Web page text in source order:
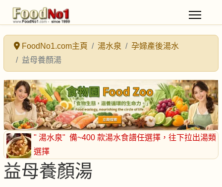
FoodNo1.com主頁 湯水泉
孕婦產後湯水
益母養顏湯
" 湯水泉" 備~400 款湯水食譜任選擇 ，往下拉出湯類
選擇
益母養顏湯